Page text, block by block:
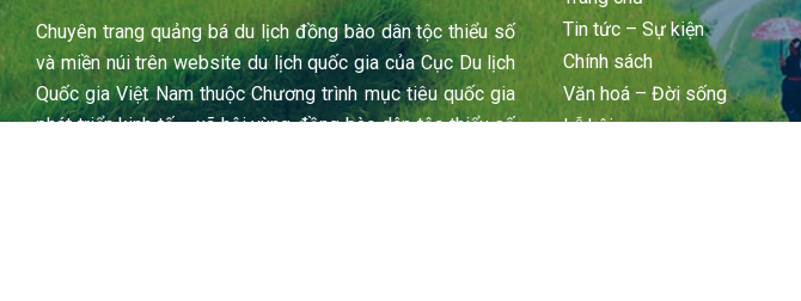
Chuyên trang quảng bá du lịch đồng bào dân tộc thiểu số
và miền núi trên website du lịch quốc gia của Cục Du lịch
Quốc gia Việt Nam thuộc Chương trình mục tiêu quốc gia
phát triển kinh tế – xã hội vùng đồng bào dân tộc thiểu số
Tin tức – Sự kiện
Chính sách
Văn hoá – Đời sống
Lễ hội